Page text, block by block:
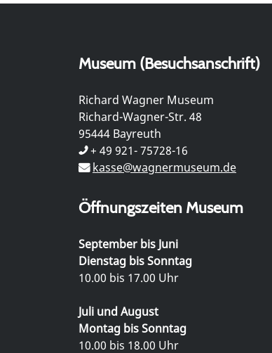
Museum (Besuchsanschrift)
Richard Wagner Museum
Richard-Wagner-Str. 48
95444 Bayreuth
+ 49 921- 75728-16
kasse@wagnermuseum.de
Öffnungszeiten Museum
September bis Juni
Dienstag bis Sonntag
10.00 bis 17.00 Uhr
Juli und August
Montag bis Sonntag
10.00 bis 18.00 Uhr